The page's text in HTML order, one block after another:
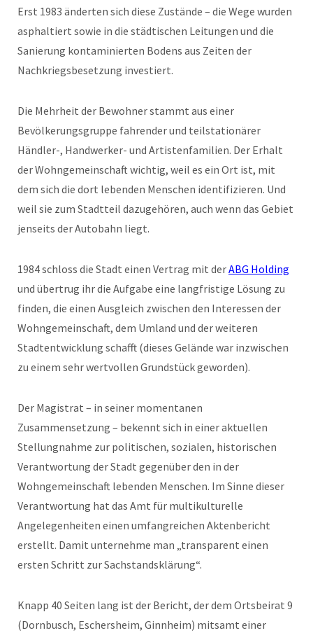
Erst 1983 änderten sich diese Zustände – die Wege wurden
asphaltiert sowie in die städtischen Leitungen und die
Sanierung kontaminierten Bodens aus Zeiten der
Nachkriegsbesetzung investiert.
Die Mehrheit der Bewohner stammt aus einer
Bevölkerungsgruppe fahrender und teilstationärer
Händler-, Handwerker- und Artistenfamilien. Der Erhalt
der Wohngemeinschaft wichtig, weil es ein Ort ist, mit
dem sich die dort lebenden Menschen identifizieren. Und
weil sie zum Stadtteil dazugehören, auch wenn das Gebiet
jenseits der Autobahn liegt.
1984 schloss die Stadt einen Vertrag mit derABG Holding
und übertrug ihr die Aufgabe eine langfristige Lösung zu
finden, die einen Ausgleich zwischen den Interessen der
Wohngemeinschaft, dem Umland und der weiteren
Stadtentwicklung schafft (dieses Gelände war inzwischen
zu einem sehr wertvollen Grundstück geworden).
Der Magistrat – in seiner momentanen
Zusammensetzung – bekennt sich in einer aktuellen
Stellungnahme zur politischen, sozialen, historischen
Verantwortung der Stadt gegenüber den in der
Wohngemeinschaft lebenden Menschen. Im Sinne dieser
Verantwortung hat das Amt für multikulturelle
Angelegenheiten einen umfangreichen Aktenbericht
erstellt. Damit unternehme man „transparent einen
ersten Schritt zur Sachstandsklärung“.
Knapp 40 Seiten lang ist der Bericht, der dem Ortsbeirat 9
(Dornbusch, Eschersheim, Ginnheim) mitsamt einer